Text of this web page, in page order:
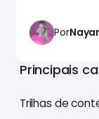
Por
Principais
Trilhas de